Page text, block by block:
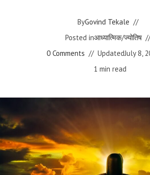
ByGovind Tekale
Posted inआध्यात्मिक/ज्योतिष
0 Comments
UpdatedJuly 8,
1 min read